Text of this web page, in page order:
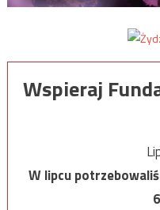
Wspieraj
W lipcu